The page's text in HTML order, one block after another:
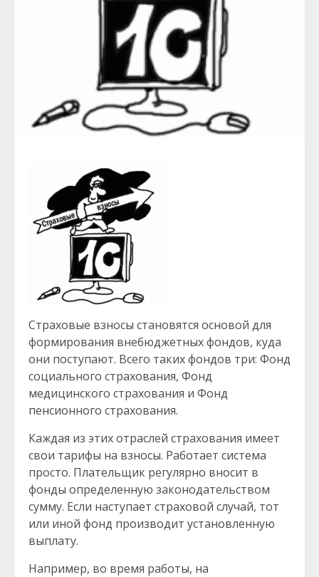
Страховые взносы становятся основой для
формирования внебюджетных фондов, куда
они поступают. Всего таких фондов три: Фонд
социального страхования, Фонд
медицинского страхования и Фонд
пенсионного страхования.
Каждая из этих отраслей страхования имеет
свои тарифы на взносы. Работает система
просто. Плательщик регулярно вносит в
фонды определенную законодательством
сумму. Если наступает страховой случай, тот
или иной фонд производит установленную
выплату.
Например, во время работы, на